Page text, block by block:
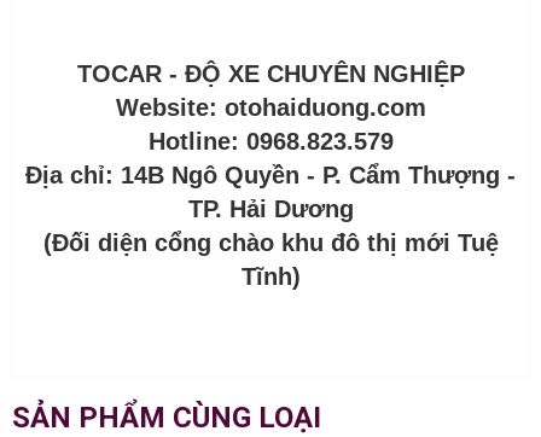
TOCAR - ĐỘ XE CHUYÊN NGHIỆP
Website: otohaiduong.com
Hotline: 0968.823.579
Địa chỉ: 14B Ngô Quyền - P. Cẩm Thượng -
TP. Hải Dương
(Đối diện cổng chào khu đô thị mới Tuệ
Tĩnh)
SẢN PHẨM CÙNG LOẠI